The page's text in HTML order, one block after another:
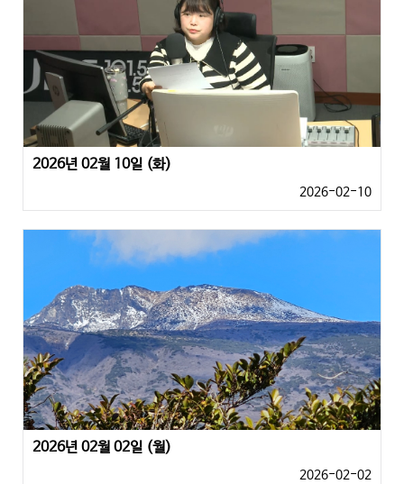
2026년 02월 10일 (화)
2026-02-10
2026년 02월 02일 (월)
2026-02-02